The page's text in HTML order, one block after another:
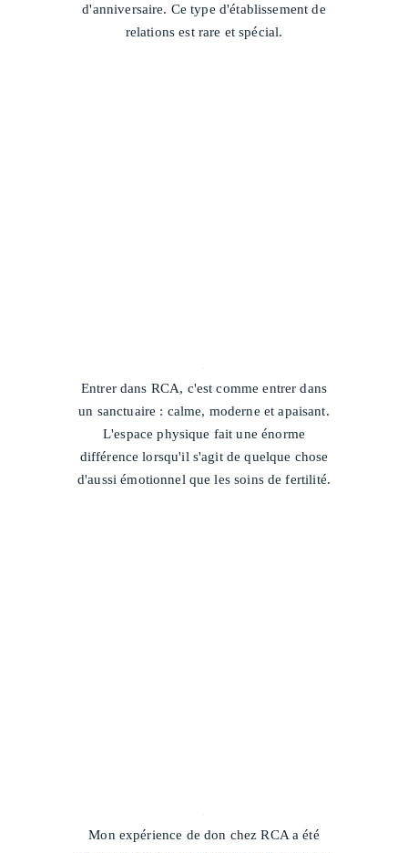
d'anniversaire. Ce type d'établissement de
relations est rare et spécial.
Entrer dans RCA, c'est comme entrer dans
un sanctuaire : calme, moderne et apaisant.
L'espace physique fait une énorme
différence lorsqu'il s'agit de quelque chose
d'aussi émotionnel que les soins de fertilité.
Mon expérience de don chez RCA a été